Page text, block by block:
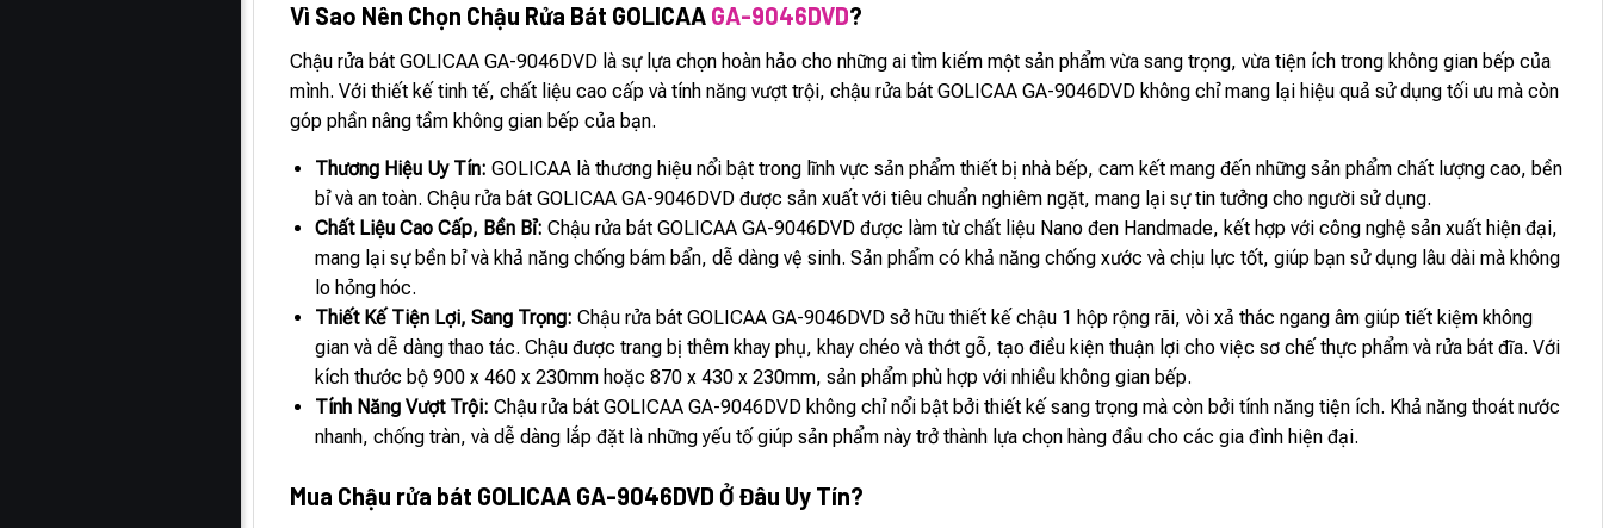
Vì Sao Nên Chọn Chậu Rửa Bát GOLICAA GA-9046DVD?
Chậu rửa bát GOLICAA GA-9046DVD là sự lựa chọn hoàn hảo cho những ai tìm kiếm một sản phẩm vừa sang trọng, vừa tiện ích trong không gian bếp của
mình. Với thiết kế tinh tế, chất liệu cao cấp và tính năng vượt trội, chậu rửa bát GOLICAA GA-9046DVD không chỉ mang lại hiệu quả sử dụng tối ưu mà còn
góp phần nâng tầm không gian bếp của bạn.
Thương Hiệu Uy Tín:GOLICAA là thương hiệu nổi bật trong lĩnh vực sản phẩm thiết bị nhà bếp, cam kết mang đến những sản phẩm chất lượng cao, bền
bỉ và an toàn. Chậu rửa bát GOLICAA GA-9046DVD được sản xuất với tiêu chuẩn nghiêm ngặt, mang lại sự tin tưởng cho người sử dụng.
Chất Liệu Cao Cấp, Bền Bỉ:Chậu rửa bát GOLICAA GA-9046DVD được làm từ chất liệu Nano đen Handmade, kết hợp với công nghệ sản xuất hiện đại,
mang lại sự bền bỉ và khả năng chống bám bẩn, dễ dàng vệ sinh. Sản phẩm có khả năng chống xước và chịu lực tốt, giúp bạn sử dụng lâu dài mà không
lo hỏng hóc.
Thiết Kế Tiện Lợi, Sang Trọng:Chậu rửa bát GOLICAA GA-9046DVD sở hữu thiết kế chậu 1 hộp rộng rãi, vòi xả thác ngang âm giúp tiết kiệm không
gian và dễ dàng thao tác. Chậu được trang bị thêm khay phụ, khay chéo và thớt gỗ, tạo điều kiện thuận lợi cho việc sơ chế thực phẩm và rửa bát đĩa. Với
kích thước bộ 900 x 460 x 230mm hoặc 870 x 430 x 230mm, sản phẩm phù hợp với nhiều không gian bếp.
Tính Năng Vượt Trội:Chậu rửa bát GOLICAA GA-9046DVD không chỉ nổi bật bởi thiết kế sang trọng mà còn bởi tính năng tiện ích. Khả năng thoát nước
nhanh, chống tràn, và dễ dàng lắp đặt là những yếu tố giúp sản phẩm này trở thành lựa chọn hàng đầu cho các gia đình hiện đại.
Mua Chậu rửa bát GOLICAA GA-9046DVD Ở Đâu Uy Tín?